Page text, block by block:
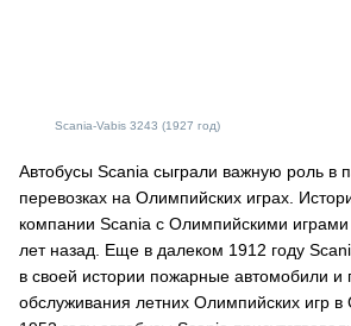
Scania-Vabis 3243 (1927 год)
Автобусы Scania сыграли важную роль в
перевозках на Олимпийских играх.
компании Scania с Олимпийскими
лет назад. Еще в далеком 1912 году
в своей истории пожарные автомобили и
обслуживания летних Олимпийских игр в